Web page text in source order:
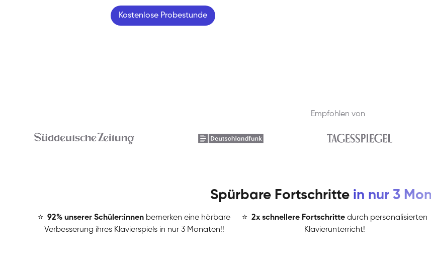
Kostenlose Probestunde
Empfohlen von
Spürbare Fortschritte in nur 3
⭐ ️92% unserer Schüler:innen bemerken eine hörbare
Verbesserung ihres Klavierspiels in nur 3 Monaten!!
⭐ ️2x schnellere Fortschritte durch personalisierten
Klavierunterricht!